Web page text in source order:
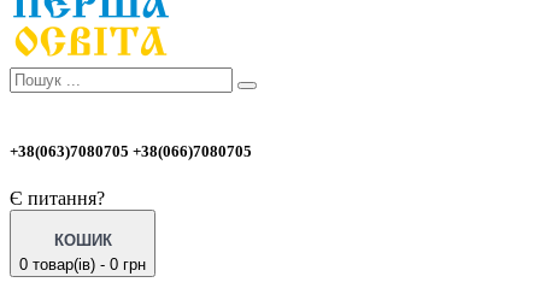
+38(063)7080705 +38(066)7080705
Є питання?
КОШИК
0 товар(ів) - 0 грн